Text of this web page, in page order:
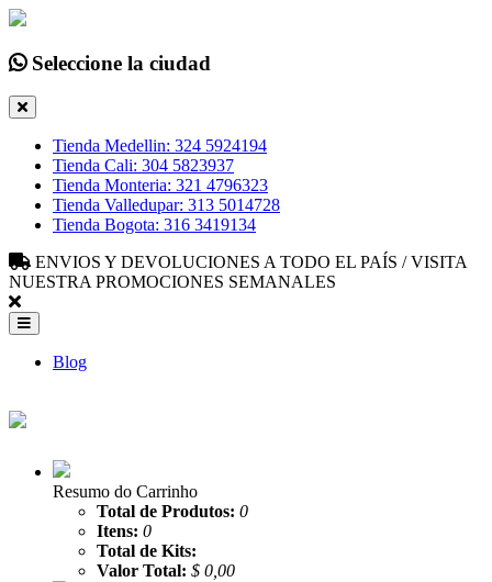
Seleccione la ciudad
Tienda Medellin: 324 5924194
Tienda Cali: 304 5823937
Tienda Monteria: 321 4796323
Tienda Valledupar: 313 5014728
Tienda Bogota: 316 3419134
ENVIOS Y DEVOLUCIONES A TODO EL PAÍS / VISITA
NUESTRA PROMOCIONES SEMANALES
Blog
Resumo do Carrinho
Total de Produtos: 0
Itens: 0
Total de Kits:
Valor Total: $ 0,00